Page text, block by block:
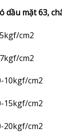
dầu mặt 63,
cm2
cm2
10kgf/cm2
15kgf/cm2
20kgf/cm2